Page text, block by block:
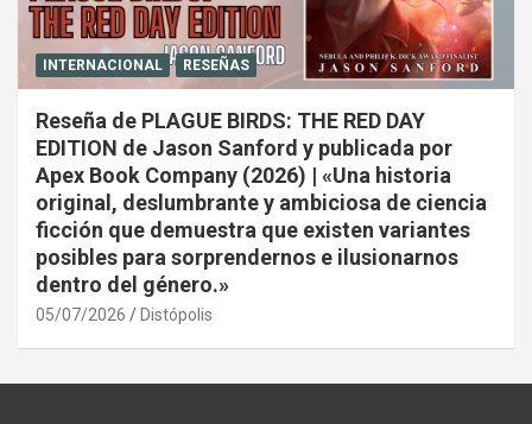
INTERNACIONAL RESEÑAS
Reseña de PLAGUE BIRDS: THE RED DAY
EDITION de Jason Sanford y publicada por
Apex Book Company (2026) | «Una historia
original, deslumbrante y ambiciosa de ciencia
ficción que demuestra que existen variantes
posibles para sorprendernos e ilusionarnos
dentro del género.»
05/07/2026 Distópolis